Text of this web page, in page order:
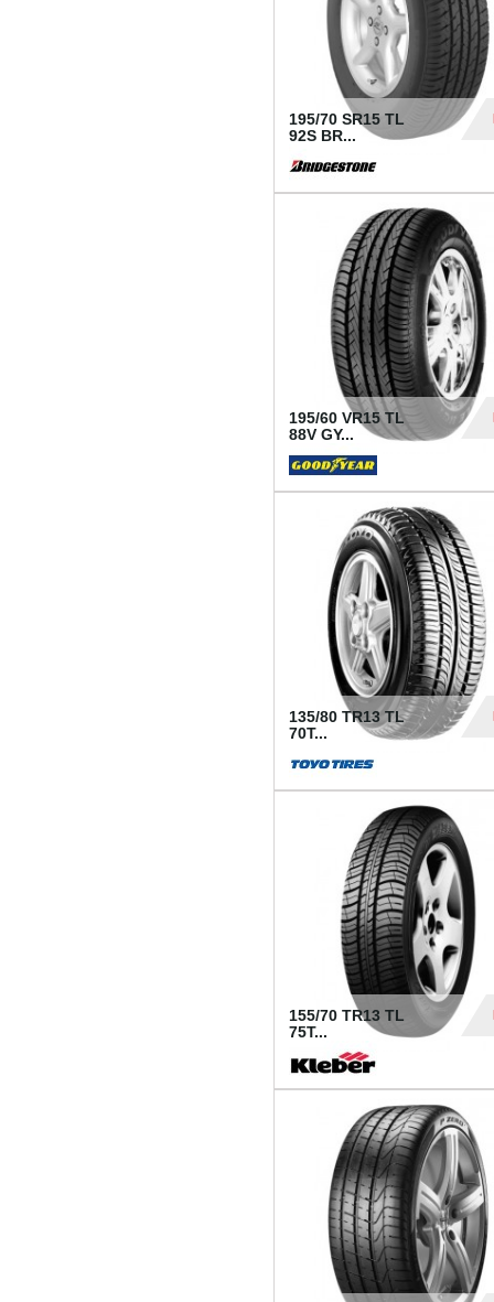
195/70 SR15 TL
92S BR...
195/60 VR15 TL
88V GY...
135/80 TR13 TL
70T...
155/70 TR13 TL
75T...